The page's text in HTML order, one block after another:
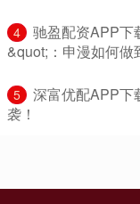
4
驰盈配资APP下
&quot;：申漫如何做
5
深富优配APP下
袭！